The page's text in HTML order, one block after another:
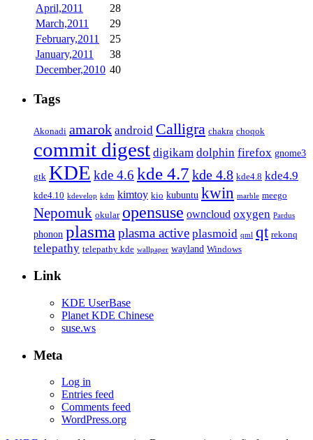
April,2011
28
March,2011
29
February,2011
25
January,2011
38
December,2010 40
Tags
Akonadi amarok android Calligra chakra choqok
commit digest digikam dolphin firefox gnome3
gtk KDE kde 4.6 kde 4.7 kde 4.8 kde4.8 kde4.9
kde4.10 kdevelop kdm kimtoy kio kubuntu kwin marble meego
Nepomuk okular opensuse owncloud oxygen Pardus
phonon plasma plasma active plasmoid qml qt rekonq
telepathy telepathy kde wallpaper wayland Windows
Link
KDE UserBase
Planet KDE Chinese
suse.ws
Meta
Log in
Entries feed
Comments feed
WordPress.org